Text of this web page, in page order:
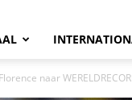
naar